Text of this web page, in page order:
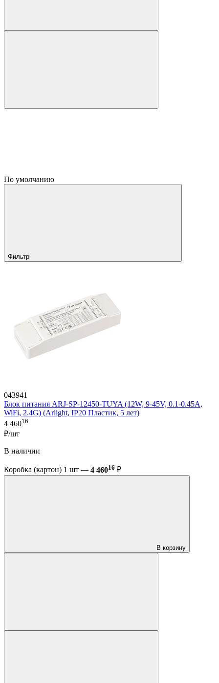
По умолчанию
Фильтр
043941
Блок питания ARJ-SP-12450-TUYA (12W, 9-45V, 0.1-0.45A,
WiFi, 2.4G) (Arlight, IP20 Пластик, 5 лет)
4 46016
₽/шт
В наличии
Коробка (картон) 1 шт — 4 46016 ₽
В корзину